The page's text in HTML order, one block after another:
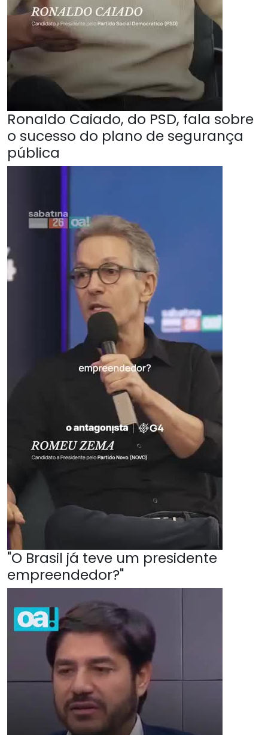
Ronaldo Caiado, do PSD, fala sobre
o sucesso do plano de segurança
pública
"O Brasil já teve um presidente
empreendedor?"